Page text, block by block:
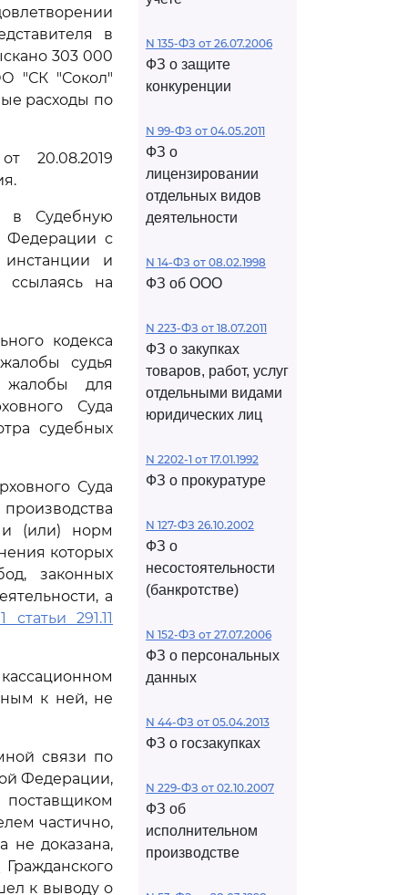
в
303 000
"СК "Сокол"
расходы по
20.08.2019
в Судебную
Федерации с
инстанции и
ссылаясь на
кодекса
судья
жалобы для
Суда
судебных
Суда
и (или) норм
которых
законных
а
статьи 291.11
к ней, не
связи по
Федерации,
частично,
не доказана,
Гражданского
к выводу о
N 135-ФЗ от 26.07.2006
ФЗ о защите
конкуренции
N 99-ФЗ от 04.05.2011
ФЗ о
лицензировании
отдельных видов
деятельности
N 14-ФЗ от 08.02.1998
ФЗ об ООО
N 223-ФЗ от 18.07.2011
ФЗ о закупках
товаров, работ, услуг
отдельными видами
юридических лиц
N 2202-1 от 17.01.1992
ФЗ о прокуратуре
N 127-ФЗ 26.10.2002
ФЗ о
несостоятельности
(банкротстве)
N 152-ФЗ от 27.07.2006
ФЗ о персональных
данных
N 44-ФЗ от 05.04.2013
ФЗ о госзакупках
N 229-ФЗ от 02.10.2007
ФЗ об
исполнительном
производстве